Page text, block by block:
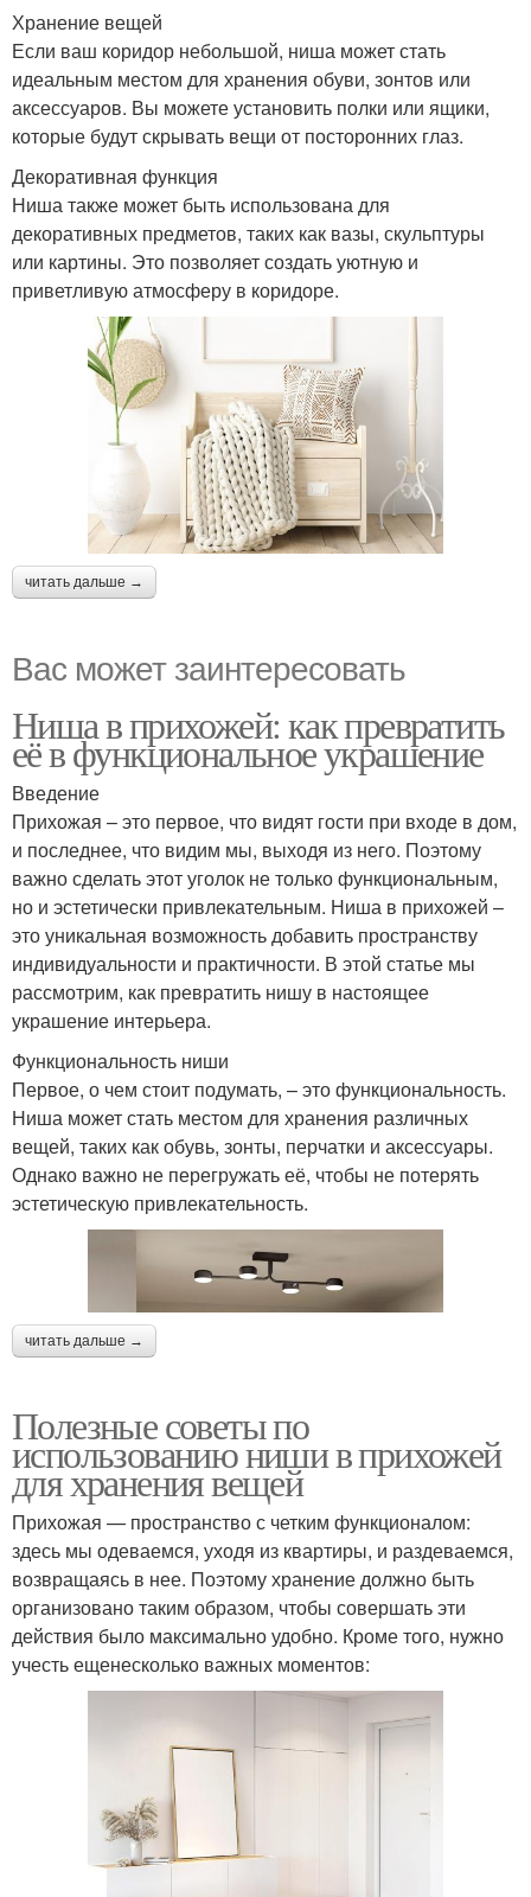
Хранение вещей
Если ваш коридор небольшой, ниша может стать
идеальным местом для хранения обуви, зонтов или
аксессуаров. Вы можете установить полки или ящики,
которые будут скрывать вещи от посторонних глаз.
Декоративная функция
Ниша также может быть использована для
декоративных предметов, таких как вазы, скульптуры
или картины. Это позволяет создать уютную и
приветливую атмосферу в коридоре.
читать дальше →
Вас может заинтересовать
Ниша в прихожей: как превратить
её в функциональное украшение
Введение
Прихожая – это первое, что видят гости при входе в дом,
и последнее, что видим мы, выходя из него. Поэтому
важно сделать этот уголок не только функциональным,
но и эстетически привлекательным. Ниша в прихожей –
это уникальная возможность добавить пространству
индивидуальности и практичности. В этой статье мы
рассмотрим, как превратить нишу в настоящее
украшение интерьера.
Функциональность ниши
Первое, о чем стоит подумать, – это функциональность.
Ниша может стать местом для хранения различных
вещей, таких как обувь, зонты, перчатки и аксессуары.
Однако важно не перегружать её, чтобы не потерять
эстетическую привлекательность.
читать дальше →
Полезные советы по
использованию ниши в прихожей
для хранения вещей
Прихожая — пространство с четким функционалом:
здесь мы одеваемся, уходя из квартиры, и раздеваемся,
возвращаясь в нее. Поэтому хранение должно быть
организовано таким образом, чтобы совершать эти
действия было максимально удобно. Кроме того, нужно
учесть ещенесколько важных моментов: